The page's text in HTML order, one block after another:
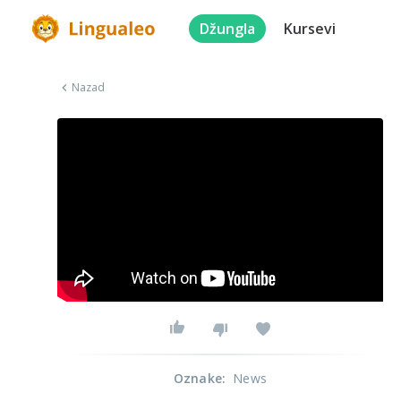
Džungla Kursevi
Nazad
Oznake: News